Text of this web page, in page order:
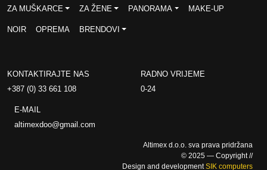
ZA MUŠKARCE ZA ŽENE PANORAMA MAKE-UP
NOIR OPREMA BRENDOVI
KONTAKTIRAJTE NAS
+387 (0) 33 661 108
RADNO VRIJEME
0-24
E-MAIL
altimexdoo@gmail.com
Altimex d.o.o. sva prava pridržana
© 2025 — Copyright //
Design and developmentSIK computers